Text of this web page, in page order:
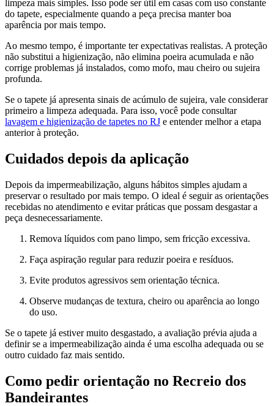
limpeza mais simples. Isso pode ser útil em casas com uso constante
do tapete, especialmente quando a peça precisa manter boa
aparência por mais tempo.
Ao mesmo tempo, é importante ter expectativas realistas. A proteção
não substitui a higienização, não elimina poeira acumulada e não
corrige problemas já instalados, como mofo, mau cheiro ou sujeira
profunda.
Se o tapete já apresenta sinais de acúmulo de sujeira, vale considerar
primeiro a limpeza adequada. Para isso, você pode consultar
lavagem e higienização de tapetes no RJ e entender melhor a etapa
anterior à proteção.
Cuidados depois da aplicação
Depois da impermeabilização, alguns hábitos simples ajudam a
preservar o resultado por mais tempo. O ideal é seguir as orientações
recebidas no atendimento e evitar práticas que possam desgastar a
peça desnecessariamente.
Remova líquidos com pano limpo, sem fricção excessiva.
Faça aspiração regular para reduzir poeira e resíduos.
Evite produtos agressivos sem orientação técnica.
Observe mudanças de textura, cheiro ou aparência ao longo
do uso.
Se o tapete já estiver muito desgastado, a avaliação prévia ajuda a
definir se a impermeabilização ainda é uma escolha adequada ou se
outro cuidado faz mais sentido.
Como pedir orientação no Recreio dos
Bandeirantes